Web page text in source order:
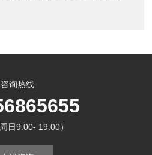
咨询热线
日9:00- 19:00）